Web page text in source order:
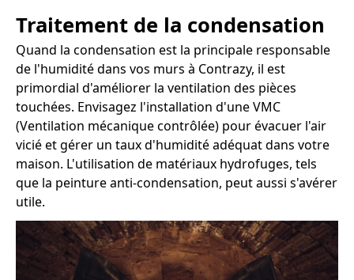
Traitement de la condensation
Quand la condensation est la principale responsable
de l'humidité dans vos murs à Contrazy, il est
primordial d'améliorer la ventilation des pièces
touchées. Envisagez l'installation d'une VMC
(Ventilation mécanique contrôlée) pour évacuer l'air
vicié et gérer un taux d'humidité adéquat dans votre
maison. L'utilisation de matériaux hydrofuges, tels
que la peinture anti-condensation, peut aussi s'avérer
utile.